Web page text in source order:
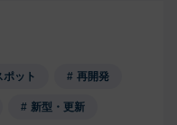
ポット 再開発
新型・更新